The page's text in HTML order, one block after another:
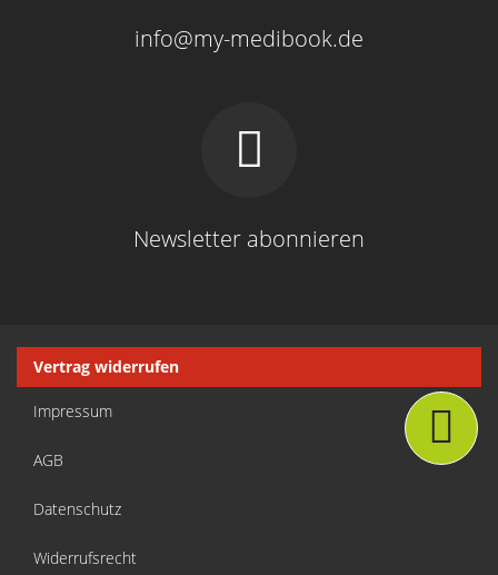
info@my-medibook.de
Newsletter abonnieren
Navigation
überspringen
Vertrag widerrufen
Impressum
AGB
Datenschutz
Widerrufsrecht